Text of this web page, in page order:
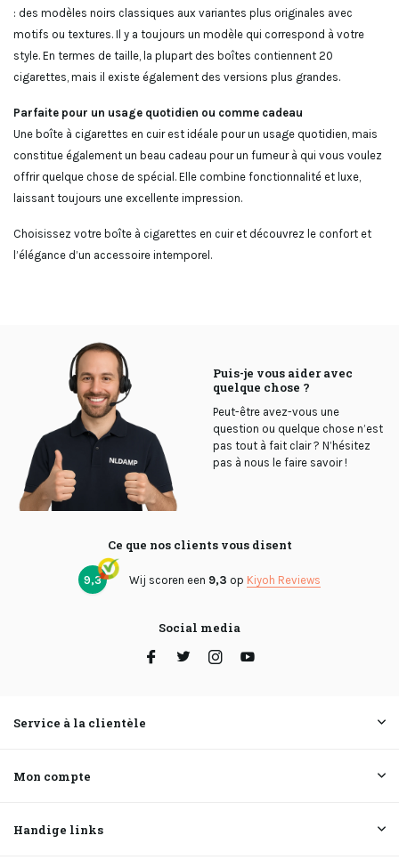
: des modèles noirs classiques aux variantes plus originales avec
motifs ou textures. Il y a toujours un modèle qui correspond à votre
style. En termes de taille, la plupart des boîtes contiennent 20
cigarettes, mais il existe également des versions plus grandes.
Parfaite pour un usage quotidien ou comme cadeau
Une boîte à cigarettes en cuir est idéale pour un usage quotidien, mais
constitue également un beau cadeau pour un fumeur à qui vous voulez
offrir quelque chose de spécial. Elle combine fonctionnalité et luxe,
laissant toujours une excellente impression.
Choisissez votre boîte à cigarettes en cuir et découvrez le confort et
l’élégance d’un accessoire intemporel.
Puis-je vous aider avec
quelque chose ?
Peut-être avez-vous une
question ou quelque chose n’est
pas tout à fait clair ? N’hésitez
pas à nous le faire savoir !
Ce que nos clients vous disent
9,3 Wij scoren een 9,3 op Kiyoh Reviews
Social media
Service à la clientèle
Mon compte
Handige links